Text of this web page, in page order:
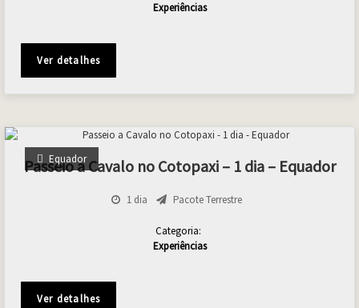
Experiências
Ver detalhes
Equador
Passeio a Cavalo no Cotopaxi – 1 dia – Equador
1 dia Pacote Terrestre
Categoria:
Experiências
Ver detalhes